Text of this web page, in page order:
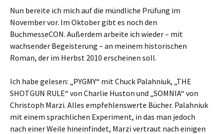
Nun bereite ich mich auf die mündliche Prüfung im
November vor. Im Oktober gibt es noch den
BuchmesseCON. Außerdem arbeite ich wieder – mit
wachsender Begeisterung – an meinem historischen
Roman, der im Herbst 2010 erscheinen soll.
Ich habe gelesen: „PYGMY“ mit Chuck Palahniuk, „THE
SHOTGUN RULE“ von Charlie Huston und „SOMNIA“ von
Christoph Marzi. Alles empfehlenswerte Bücher. Palahniuk
mit einem sprachlichen Experiment, in das man jedoch
nach einer Weile hineinfindet, Marzi vertraut nach einigen